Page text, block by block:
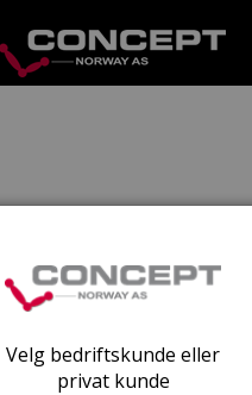
Velg bedriftskunde eller
privat kunde